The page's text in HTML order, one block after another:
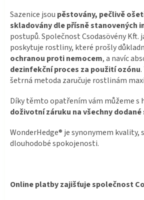
Sazenice jsou pěstovány, pečlivě
skladovány dle přísně stanovených
postupů. Společnost Csodasövény Kft.
poskytuje rostliny, které prošly
ochranou proti nemocem, a navíc
dezinfekční proces za použití ozónu
šetrná metoda zaručuje rostlinám
Díky těmto opatřením vám můžeme s
doživotní záruku na všechny dodané
WonderHedge® je synonymem kvality,
dlouhodobé spokojenosti.
Online platby zajišťuje společnost